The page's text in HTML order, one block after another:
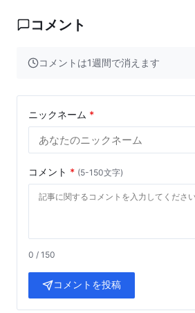
コメント
コメントは1週間で消えます
ニックネーム *
コメント * (5-150文字)
0 / 150
コメントを投稿